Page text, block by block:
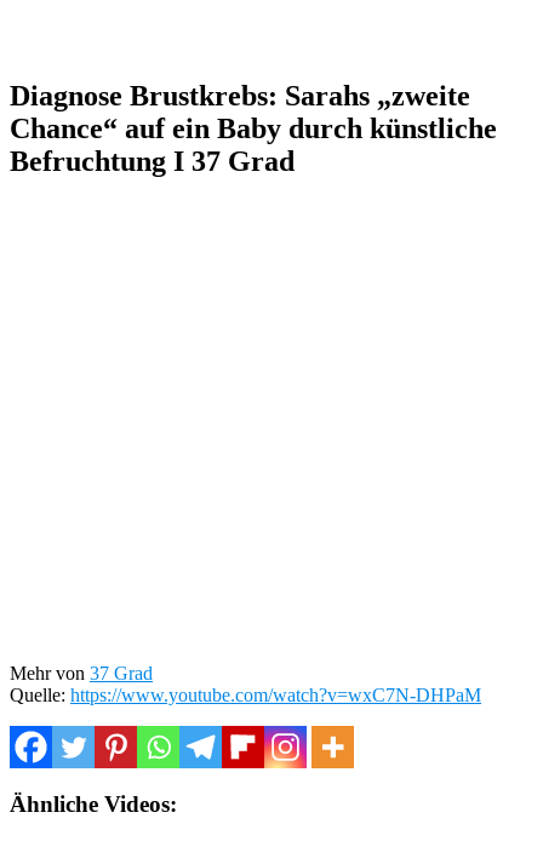
Diagnose Brustkrebs: Sarahs „zweite
Chance“ auf ein Baby durch künstliche
Befruchtung I 37 Grad
Mehr von 37 Grad
Quelle: https://www.youtube.com/watch?v=wxC7N-DHPaM
Ähnliche Videos: